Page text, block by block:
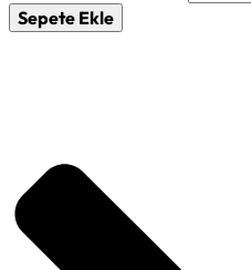
Sepete Ekle